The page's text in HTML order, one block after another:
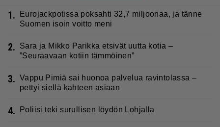
1.
Eurojackpotissa poksahti 32,7 miljoonaa, ja tänne
Suomen isoin voitto meni
2.
Sara ja Mikko Parikka etsivät uutta kotia –
”Seuraavaan kotiin tämmöinen”
3. Vappu Pimiä sai huonoa palvelua ravintolassa –
pettyi siellä kahteen asiaan
4. Poliisi teki surullisen löydön Lohjalla